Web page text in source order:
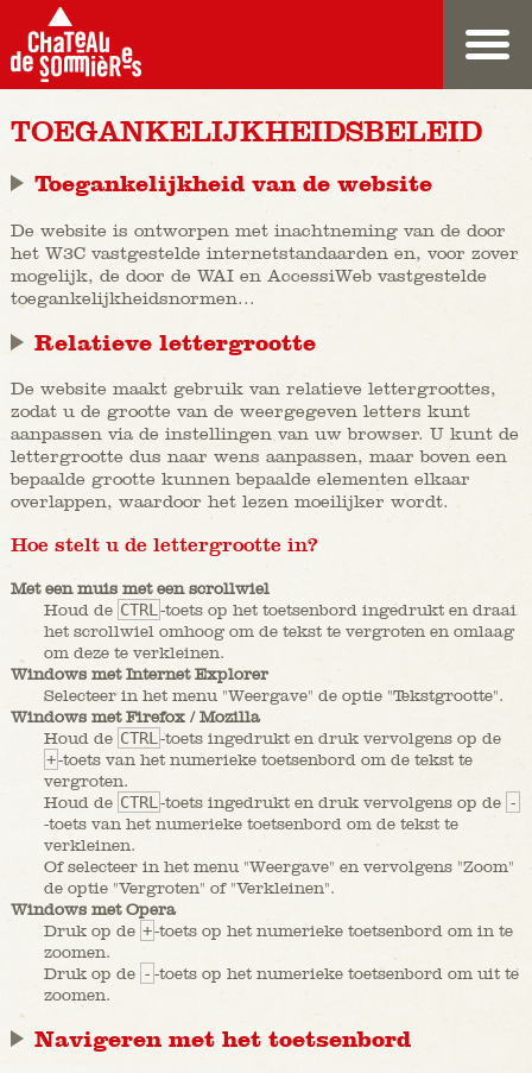
TOEGANKELIJKHEIDSBELEID
Toegankelijkheid van de website
De website is ontworpen met inachtneming van de door
het W3C vastgestelde internetstandaarden en, voor zover
mogelijk, de door de WAI en AccessiWeb vastgestelde
toegankelijkheidsnormen...
Relatieve lettergrootte
De website maakt gebruik van relatieve lettergroottes,
zodat u de grootte van de weergegeven letters kunt
aanpassen via de instellingen van uw browser. U kunt de
lettergrootte dus naar wens aanpassen, maar boven een
bepaalde grootte kunnen bepaalde elementen elkaar
overlappen, waardoor het lezen moeilijker wordt.
Hoe stelt u de lettergrootte in?
Met een muis met een scrollwiel
Houd de CTRL -toets op het toetsenbord ingedrukt en draai
het scrollwiel omhoog om de tekst te vergroten en omlaag
om deze te verkleinen.
Windows met Internet Explorer
Selecteer in het menu "Weergave" de optie "Tekstgrootte".
Windows met Firefox / Mozilla
Houd de CTRL -toets ingedrukt en druk vervolgens op de
+-toets van het numerieke toetsenbord om de tekst te
vergroten.
Houd de CTRL -toets ingedrukt en druk vervolgens op de -
-toets van het numerieke toetsenbord om de tekst te
verkleinen.
Of selecteer in het menu "Weergave" en vervolgens "Zoom"
de optie "Vergroten" of "Verkleinen".
Windows met Opera
Druk op de +-toets op het numerieke toetsenbord om in te
zoomen.
Druk op de - -toets op het numerieke toetsenbord om uit te
zoomen.
Navigeren met het toetsenbord